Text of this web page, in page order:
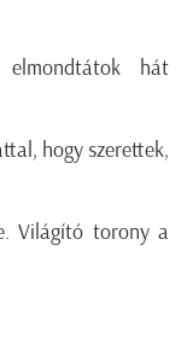
elmondtátok hát
hogy szerettek,
Világító torony a